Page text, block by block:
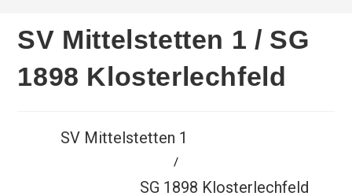
SV Mittelstetten 1 / SG
1898 Klosterlechfeld
SV Mittelstetten 1
/
SG 1898 Klosterlechfeld